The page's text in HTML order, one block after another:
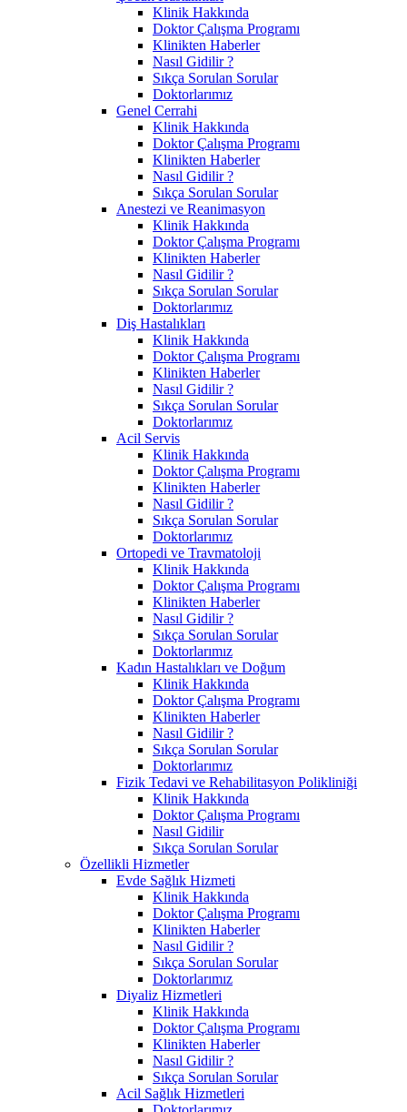
Klinik Hakkında
Doktor Çalışma Programı
Klinikten Haberler
Nasıl Gidilir ?
Sıkça Sorulan Sorular
Doktorlarımız
Genel Cerrahi
Klinik Hakkında
Doktor Çalışma Programı
Klinikten Haberler
Nasıl Gidilir ?
Sıkça Sorulan Sorular
Anestezi ve Reanimasyon
Klinik Hakkında
Doktor Çalışma Programı
Klinikten Haberler
Nasıl Gidilir ?
Sıkça Sorulan Sorular
Doktorlarımız
Diş Hastalıkları
Klinik Hakkında
Doktor Çalışma Programı
Klinikten Haberler
Nasıl Gidilir ?
Sıkça Sorulan Sorular
Doktorlarımız
Acil Servis
Klinik Hakkında
Doktor Çalışma Programı
Klinikten Haberler
Nasıl Gidilir ?
Sıkça Sorulan Sorular
Doktorlarımız
Ortopedi ve Travmatoloji
Klinik Hakkında
Doktor Çalışma Programı
Klinikten Haberler
Nasıl Gidilir ?
Sıkça Sorulan Sorular
Doktorlarımız
Kadın Hastalıkları ve Doğum
Klinik Hakkında
Doktor Çalışma Programı
Klinikten Haberler
Nasıl Gidilir ?
Sıkça Sorulan Sorular
Doktorlarımız
Fizik Tedavi ve Rehabilitasyon Polikliniği
Klinik Hakkında
Doktor Çalışma Programı
Nasıl Gidilir
Sıkça Sorulan Sorular
Özellikli Hizmetler
Evde Sağlık Hizmeti
Klinik Hakkında
Doktor Çalışma Programı
Klinikten Haberler
Nasıl Gidilir ?
Sıkça Sorulan Sorular
Doktorlarımız
Diyaliz Hizmetleri
Klinik Hakkında
Doktor Çalışma Programı
Klinikten Haberler
Nasıl Gidilir ?
Sıkça Sorulan Sorular
Acil Sağlık Hizmetleri